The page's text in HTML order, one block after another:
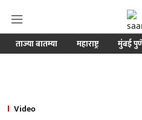
ताज्या बातम्या महाराष्ट्र मुंबई
Video